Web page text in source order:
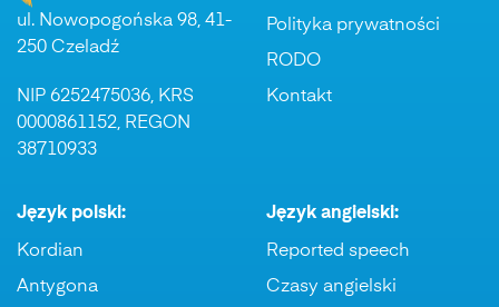
ul. Nowopogońska 98, 41-
250 Czeladź
NIP 6252475036, KRS
0000861152, REGON
38710933
Polityka prywatności
RODO
Kontakt
Język polski:
Kordian
Antygona
Język angielski:
Reported speech
Czasy angielski